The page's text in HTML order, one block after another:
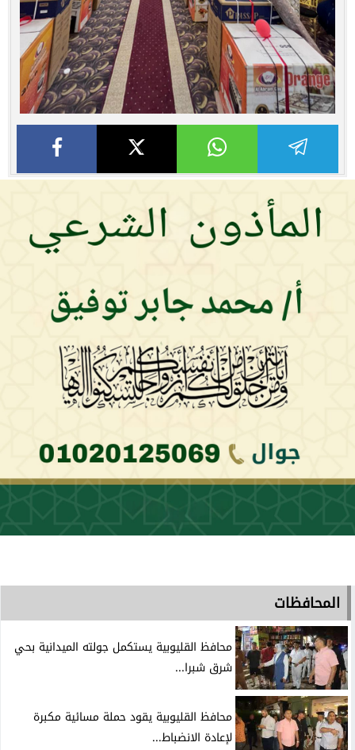
المحافظات
محافظ القليوبية يستكمل جولته الميدانية بحي
شرق شبرا...
محافظ القليوبية يقود حملة مسائية مكبرة
لإعادة الانضباط...